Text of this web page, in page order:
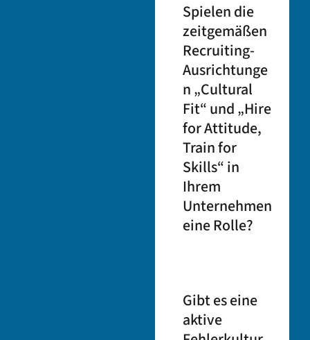
Spielendie
zeitgemäßen
Recruiting-
Ausrichtunge
n „Cultural
Fit“ und „Hire
for Attitude,
Train for
Skills“ in
Ihrem
Unternehmen
eine Rolle?
Gibteseine
aktive